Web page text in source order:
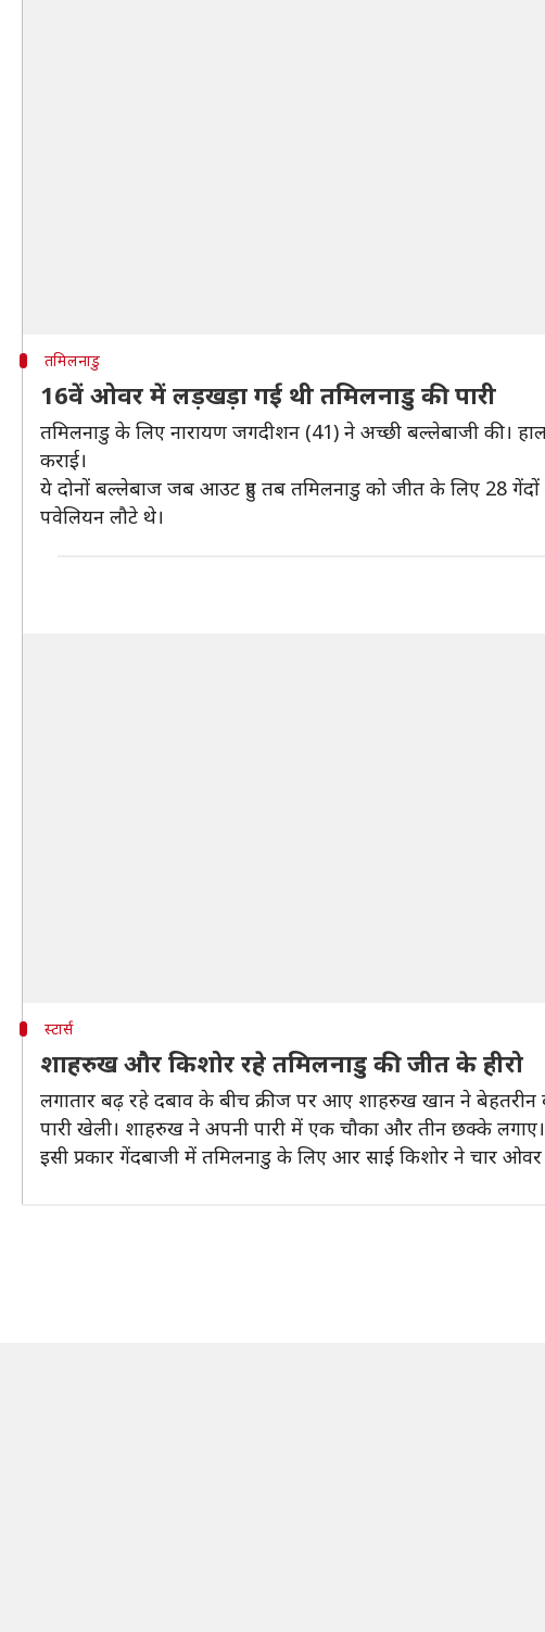
तमिलनाडु
16वें ओवर में लड़खड़ा गई थी तमिलनाडु की पारी
तमिलनाडु के लिए नारायण जगदीशन (41) ने अच्छी बल्लेबाजी की।
कराई।
ये दोनों बल्लेबाज जब आउट हुए तब तमिलनाडु को जीत के लिए 28
पवेलियन लौटे थे।
स्टार्स
शाहरुख और किशोर रहे तमिलनाडु की जीत के हीरो
लगातार बढ़ रहे दबाव के बीच क्रीज पर आए शाहरुख खान ने बेहतरीन
पारी खेली। शाहरुख ने अपनी पारी में एक चौका और तीन छक्के लगाए।
इसी प्रकार गेंदबाजी में तमिलनाडु के लिए आर साई किशोर ने चार